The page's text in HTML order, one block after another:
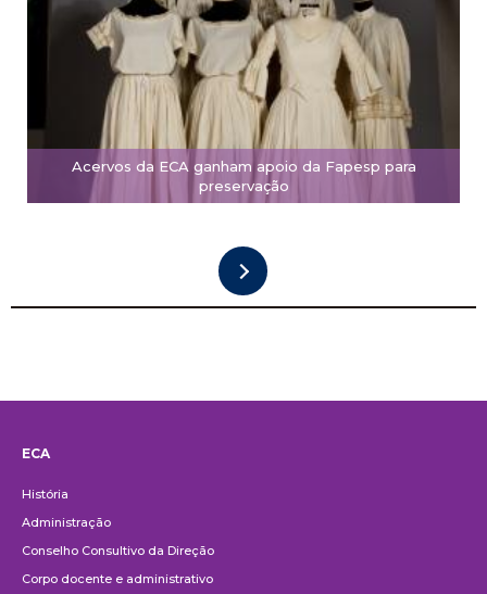
Acervos da ECA ganham apoio da Fapesp para
preservação
ECA
História
Administração
Conselho Consultivo da Direção
Corpo docente e administrativo